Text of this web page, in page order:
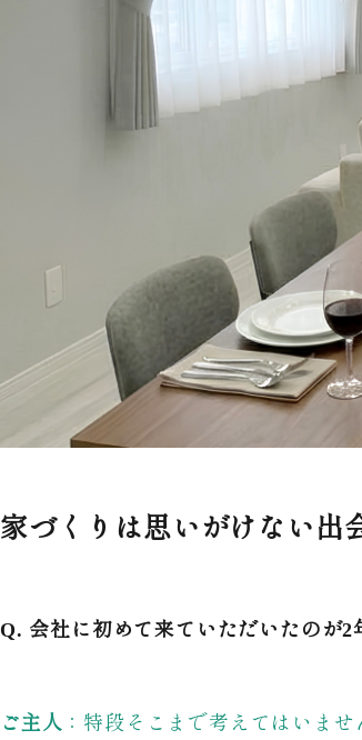
家づくりは思いがけない出
Q. 会社に初めて来ていただいたのが
ご主人 ：特段そこまで考えてはいま